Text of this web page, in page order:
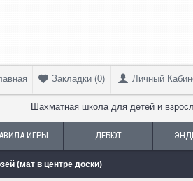
Закладки (0) Личный
Шахматная школа для детей и
ИГРЫ ДЕБЮТ
(мат в центре доски)